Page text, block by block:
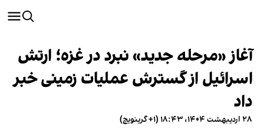
آغاز «مرحله جدید» نبرد در غزه؛ ارتش
اسرائیل از گسترش عملیات زمینی خبر
داد
۲۸ اردیبهشت ۱۴۰۴، ۱۸:۴۳ (‎+۱ گرینویچ)